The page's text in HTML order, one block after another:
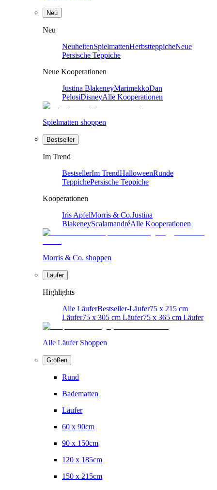
Neu
Neu
NeuheitenSpielmattenHerbstteppicheNeue
Persische Teppiche
Neue Kooperationen
Justina BlakeneyMarimekkoDan
PelosiDisneyAlle Kooperationen
Spielmatten shoppen
Bestseller
Im Trend
BestsellerIm TrendHalloweenRunde
TeppichePersische Teppiche
Kooperationen
Iris ApfelMorris & Co.Justina
BlakeneyScalamandréAlle Kooperationen
Morris & Co. shoppen
Läufer
Highlights
Alle LäuferBestseller-Läufer75 x 215 cm
Läufer75 x 305 cm Läufer75 x 365 cm Läufer
Alle Läufer Shoppen
Größen
Rund
Badematten
Läufer
60 x 90cm
90 x 150cm
120 x 185cm
150 x 215cm